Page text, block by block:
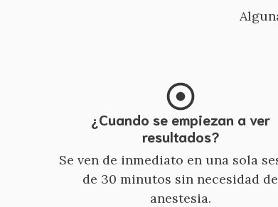
¿Cuando se empiezan a ver
resultados?
Se ven de inmediato en una sola
de 30 minutos sin necesidad de
anestesia.